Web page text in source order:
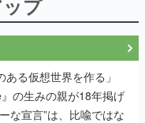
ある仮想世界を作る」
の生みの親が18年掲げ
な宣言”は、比喩ではな